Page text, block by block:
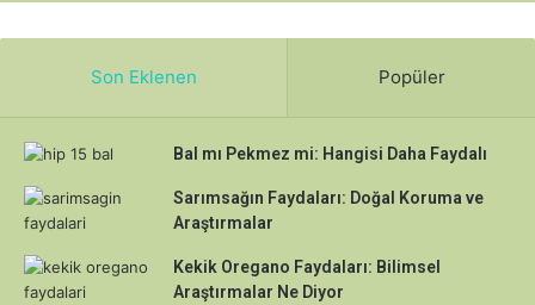
Son Eklenen Popüler
Bal mı Pekmez mi: Hangisi Daha Faydalı
Sarımsağın Faydaları: Doğal Koruma ve
Araştırmalar
Kekik Oregano Faydaları: Bilimsel
Araştırmalar Ne Diyor